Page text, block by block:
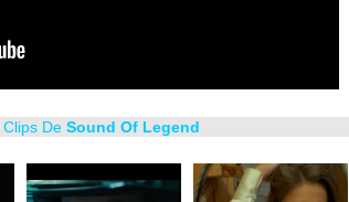
De Sound Of Legend